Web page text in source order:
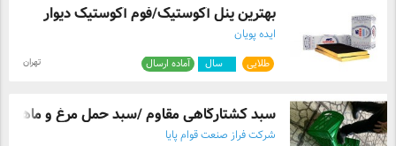
بهترین پنل آکوستیک/فوم آکوستیک دیوار
ایده پویان
طلایی سال آماده ارسال تهران
سبد کشتارگاهی مقاوم /سبد حمل مرغ و ماهی
شرکت فراز صنعت قوام پایا